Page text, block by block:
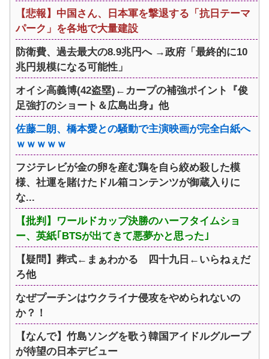
【悲報】中国さん、日本軍を撃退する「抗日テーマ
パーク」を各地で大量建設
防衛費、過去最大の8.9兆円へ →政府「最終的に10
兆円規模になる可能性」
オイシ高義博(42盗塁)←カープの補強ポイント『俊
足強打のショート＆広島出身』他
佐藤二朗、橋本愛との騒動で主演映画が完全白紙へ
ｗｗｗｗｗ
フジテレビが金の卵を産む鶏を自ら絞め殺した模
様、社運を賭けたドル箱コンテンツが御蔵入りに
な...
【批判】ワールドカップ決勝のハーフタイムショ
ー、英紙｢BTSが出てきて悪夢かと思った｣
【疑問】葬式←まぁわかる 四十九日←いらねぇだ
ろ他
なぜプーチンはウクライナ侵攻をやめられないの
か？！
【なんで】竹島ソングを歌う韓国アイドルグループ
が待望の日本デビュー